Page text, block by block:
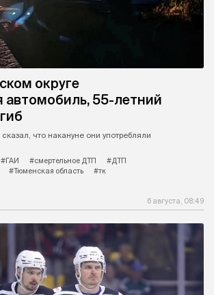
округе
автомобиль, 55-летний
что накануне они употребляли
#ГАИ #смертельное ДТП
#ДТП
#Тюменская область #тк
6 августа, 08:49